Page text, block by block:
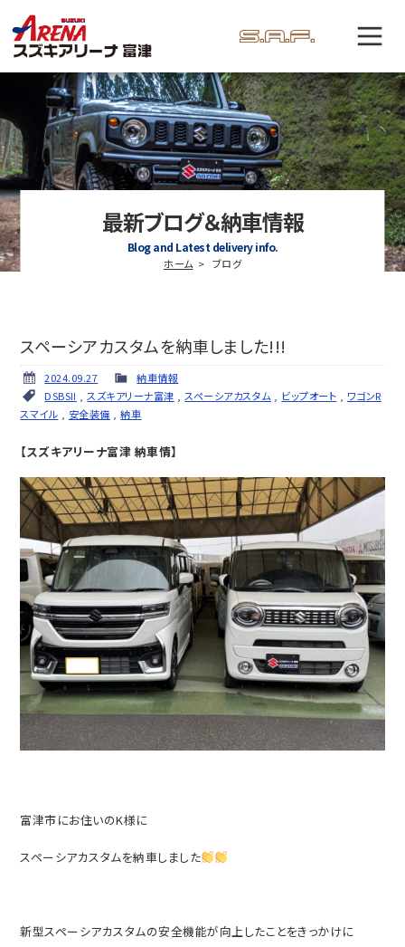
最新ブログ＆納車情報
Blog and Latest delivery info.
ホーム ブログ
スペーシアカスタムを納車しました!!!
2024.09.27
納車情報
DSBSⅡ
スズキアリーナ富津 スペーシアカスタム ビップオート
ワゴンR
スマイル
安全装備,納車
【スズキアリーナ富津 納車情】
富津市にお住いのK様に
スペーシアカスタムを納車しました
新型スペーシアカスタムの安全機能が向上したことをきっかけに